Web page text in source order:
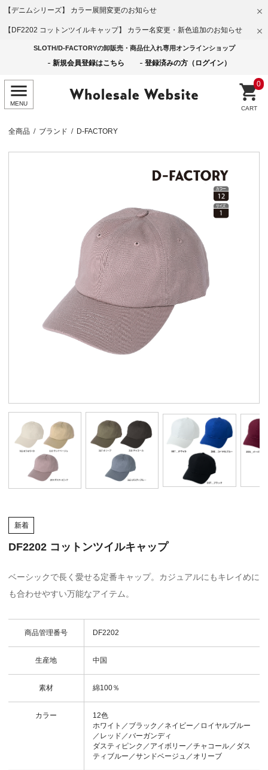
【デニムシリーズ】 カラー展開変更のお知らせ
【DF2202 コットンツイルキャップ】 カラー名変更・新色追加のお知らせ
SLOTH/D-FACTORYの卸販売・商品仕入れ専用オンラインショップ
新規会員登録はこちら 登録済みの方（ログイン）
0
全商品 ブランド D-FACTORY
DF2202 コットンツイルキャップ
ベーシックで長く愛せる定番キャップ。カジュアルにもキレイめに
も合わせやすい万能なアイテム。
商品管理番号 DF2202
生産地 中国
素材 綿100％
カラー
12色
ホワイト／ブラック／ネイビー／ロイヤルブルー
／レッド／バーガンディ
ダスティピンク／アイボリー／チャコール／ダス
ティブルー／サンドベージュ／オリーブ